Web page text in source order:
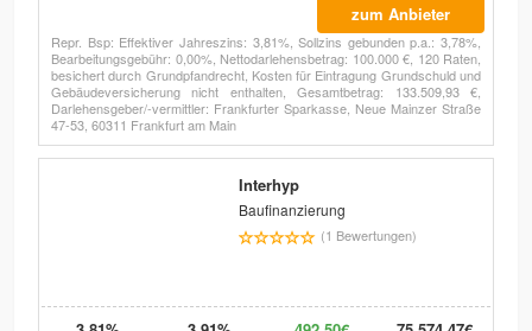
zum Anbieter
Repr. Bsp: Effektiver Jahreszins: 3,81%, Sollzins gebunden p.a.: 3,78%,
Bearbeitungsgebühr: 0,00%, Nettodarlehensbetrag: 100.000 €, 120 Raten,
besichert durch Grundpfandrecht, Kosten für Eintragung Grundschuld und
Gebäudeversicherung nicht enthalten, Gesamtbetrag: 133.509,93 €,
Darlehensgeber/-vermittler: Frankfurter Sparkasse, Neue Mainzer Straße
47-53, 60311 Frankfurt am Main
Interhyp
Baufinanzierung
(1 Bewertungen)